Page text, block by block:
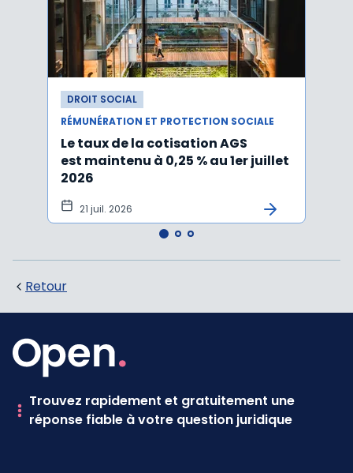
DROIT SOCIAL
RÉMUNÉRATION ET PROTECTION SOCIALE
Le taux de la cotisation AGS
est maintenu à 0,25 % au 1er juillet
2026
21 juil. 2026
Retour
Trouvez rapidement et gratuitement une
réponse fiable à votre question juridique